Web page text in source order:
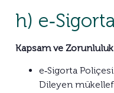
h)
Kapsam ve
e‑Sigorta
Dileyen